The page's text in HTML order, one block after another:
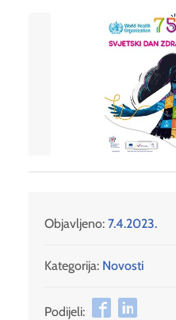
Objavljeno: 7.4.2023.
Kategorija: Novosti
Podijeli: